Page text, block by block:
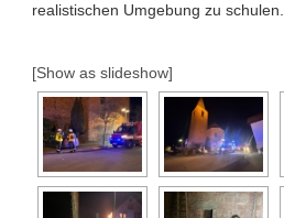
realistischen Umgebung zu schulen.
[Show as slideshow]